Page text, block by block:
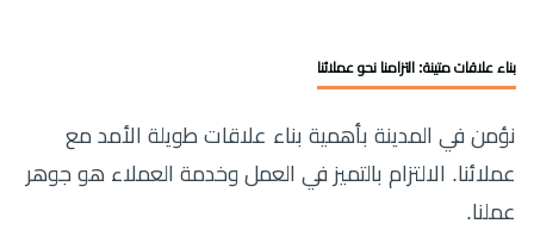
بناء علاقات متينة: التزامنا نحو عملائنا
نؤمن في المدينة بأهمية بناء علاقات طويلة الأمد مع
عملائنا. الالتزام بالتميز في العمل وخدمة العملاء هو جوهر
عملنا.